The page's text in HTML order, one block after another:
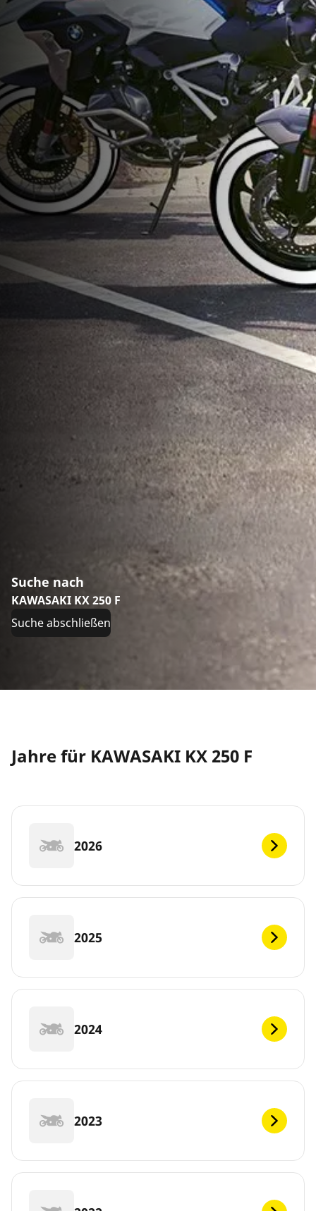
Suche nach
KAWASAKI KX 250 F
Suche abschließen
Jahre für KAWASAKI KX 250 F
2026
2025
2024
2023